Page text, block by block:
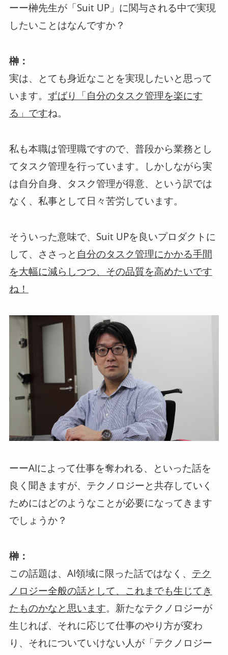
ーー榊先生が「Suit UP」に関与される中で実現
したいことはなんですか？
榊：
実は、とても身近なことを実現したいと思って
います。
ずばり「自分のタスク管理を楽にす
る」ですね。
私も本職は管理職ですので、普段から業務とし
てタスク管理を行っています。しかしながら実
は自分自身、タスク管理が得意、という訳では
なく、私事として日々苦労しています。
そういった意味で、Suit UPを良いプロダクトに
して、ささっと 自分のタスク管理にかかる手間
を大幅に減らしつつ、その品質を高めたいです
ね！
ーーAIによって仕事を奪われる、といった話を
良く聞きますが、テクノロジーと共存していく
ためにはどのようなことが必要になってきます
でしょうか？
榊：
この話題は、AI領域に限った話ではなく、
テク
ノロジー全般の話として、これまでも生じてき
たものかなと思います。新たなテクノロジーが
生じれば、それに応じて仕事のやり方が変わ
り、それについていけない人が「テクノロジー